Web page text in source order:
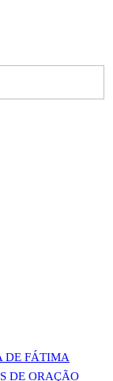
DE FÁTIMA
DE ORAÇÃO